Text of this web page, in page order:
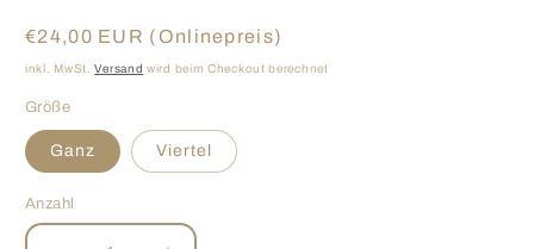
Normaler
Preis
€24,00 EUR (Onlinepreis)
inkl. MwSt.Versand wird beim Checkout berechnet
Größe
Ganz Viertel
Anzahl